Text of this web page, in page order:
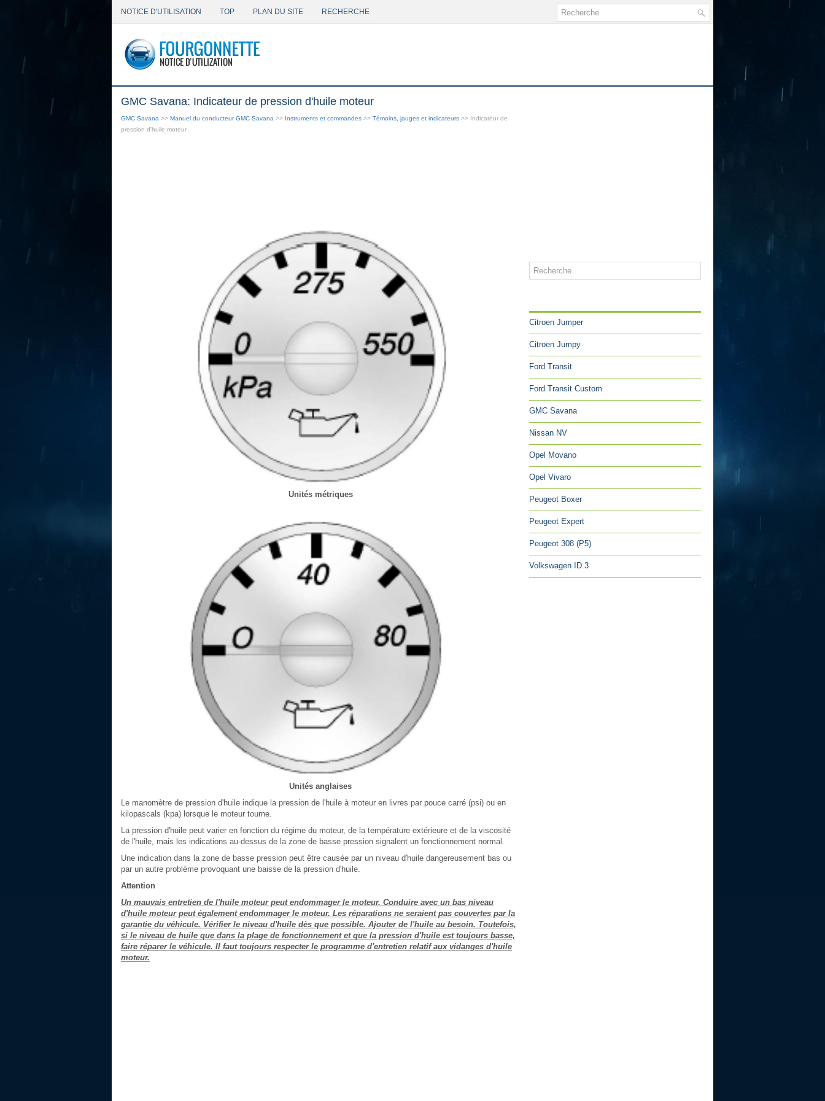
NOTICE D'UTILISATION TOP PLAN DU SITE RECHERCHE
GMC Savana: Indicateur de pression d'huile moteur
GMC Savana >> Manuel du conducteur GMC Savana >> Instruments et commandes >> Témoins, jauges et indicateurs >> Indicateur de
pression d'huile moteur
Unités métriques
Unités anglaises
Le manomètre de pression d'huile indique la pression de l'huile à moteur en livres par pouce carré (psi) ou en
kilopascals (kpa) lorsque le moteur tourne.
La pression d'huile peut varier en fonction du régime du moteur, de la température extérieure et de la viscosité
de l'huile, mais les indications au-dessus de la zone de basse pression signalent un fonctionnement normal.
Une indication dans la zone de basse pression peut être causée par un niveau d'huile dangereusement bas ou
par un autre problème provoquant une baisse de la pression d'huile.
Attention
Un mauvais entretien de l'huile moteur peut endommager le moteur. Conduire avec un bas niveau
d'huile moteur peut également endommager le moteur. Les réparations ne seraient pas couvertes par la
garantie du véhicule. Vérifier le niveau d'huile dès que possible. Ajouter de l'huile au besoin. Toutefois,
si le niveau de huile que dans la plage de fonctionnement et que la pression d'huile est toujours basse,
faire réparer le véhicule. Il faut toujours respecter le programme d'entretien relatif aux vidanges d'huile
moteur.
Citroen Jumper
Citroen Jumpy
Ford Transit
Ford Transit Custom
GMC Savana
Nissan NV
Opel Movano
Opel Vivaro
Peugeot Boxer
Peugeot Expert
Peugeot 308 (P5)
Volkswagen ID.3